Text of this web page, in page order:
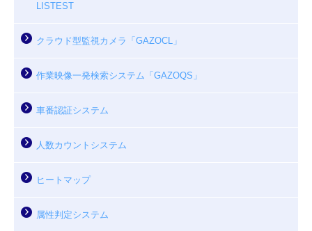
LISTEST
クラウド型監視カメラ「GAZOCL」
作業映像一発検索システム「GAZOQS」
車番認証システム
人数カウントシステム
ヒートマップ
属性判定システム